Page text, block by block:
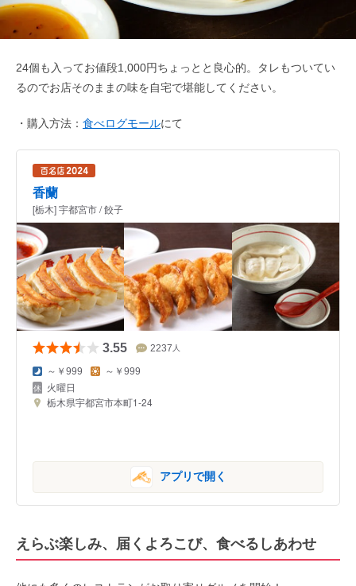
24個も入ってお値段1,000円ちょっとと良心的。タレもついてい
るのでお店そのままの味を自宅で堪能してください。
・ 購入方法： 食べログモールにて
香蘭
[栃木] 宇都宮市 / 餃子
3.55 2237 人
～￥999 ～￥999
火曜日
栃木県宇都宮市本町1-24
アプリで開く
えらぶ楽しみ、届くよろこび、食べるしあわせ